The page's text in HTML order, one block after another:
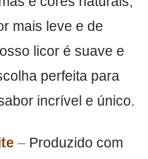
mais leve e de
licor é suave e
perfeita para
incrível e único.
– Produzido com